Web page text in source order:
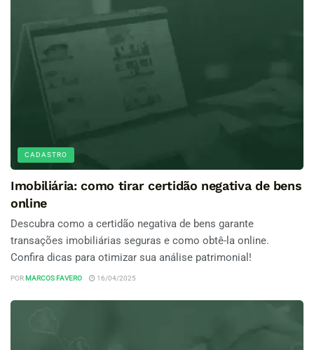
CADASTRO
Imobiliária: como tirar certidão negativa de bens
online
Descubra como a certidão negativa de bens garante
transações imobiliárias seguras e como obtê-la online.
Confira dicas para otimizar sua análise patrimonial!
POR MARCOS FAVERO 16/04/2025